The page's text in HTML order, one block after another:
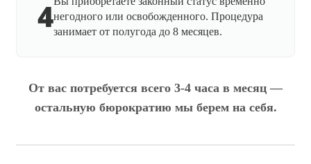
4негодного или освобожденного. Процедура
занимает от полугода до 8 месяцев.
От вас потребуется всего 3-4 часа в месяц —
остальную бюрократию мы берем на себя.